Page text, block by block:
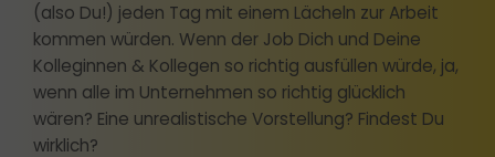
Über uns
(also Du!) jeden Tag mit einem Lächeln zur Arbeit
kommen würden. Wenn der Job Dich und Deine
Kolleginnen & Kollegen so richtig ausfüllen würde, ja,
wenn alle im Unternehmen so richtig glücklich
wären? Eine unrealistische Vorstellung? Findest Du
wirklich?